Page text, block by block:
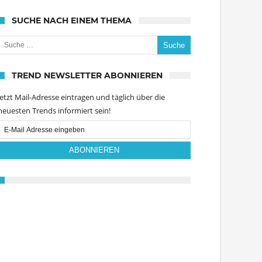
SUCHE NACH EINEM THEMA
nach:
TREND NEWSLETTER ABONNIEREN
Mail-Adresse eintragen und täglich über die
Trends informiert sein!
ABONNIEREN